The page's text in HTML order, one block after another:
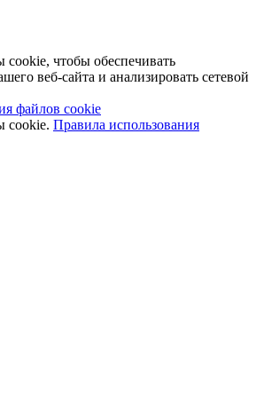
чтобы обеспечивать
веб-сайта и анализировать сетевой
файлов cookie
cookie. Правила использования